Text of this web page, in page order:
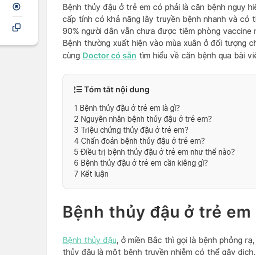
Bệnh thủy đậu ở trẻ em có phải là căn bệnh nguy
cấp tính có khả năng lây truyền bệnh nhanh và có
90% người dân vẫn chưa được tiêm phòng vaccine
Bệnh thường xuất hiện vào mùa xuân ở đối tượng
cùng Doctor có sẵn tìm hiểu về căn bệnh qua bài
Tóm tắt nội dung
1 Bệnh thủy đậu ở trẻ em là gì?
2 Nguyên nhân bệnh thủy đậu ở trẻ em?
3 Triệu chứng thủy đậu ở trẻ em?
4 Chẩn đoán bệnh thủy đậu ở trẻ em?
5 Điều trị bệnh thủy đậu ở trẻ em như thế nào?
6 Bệnh thủy đậu ở trẻ em cần kiêng gì?
7 Kết luận
Bệnh thủy đậu ở trẻ em
Bệnh thủy đậu, ở miền Bắc thì gọi là bệnh phỏng
thủy đậu là một bệnh truyền nhiễm có thể gây